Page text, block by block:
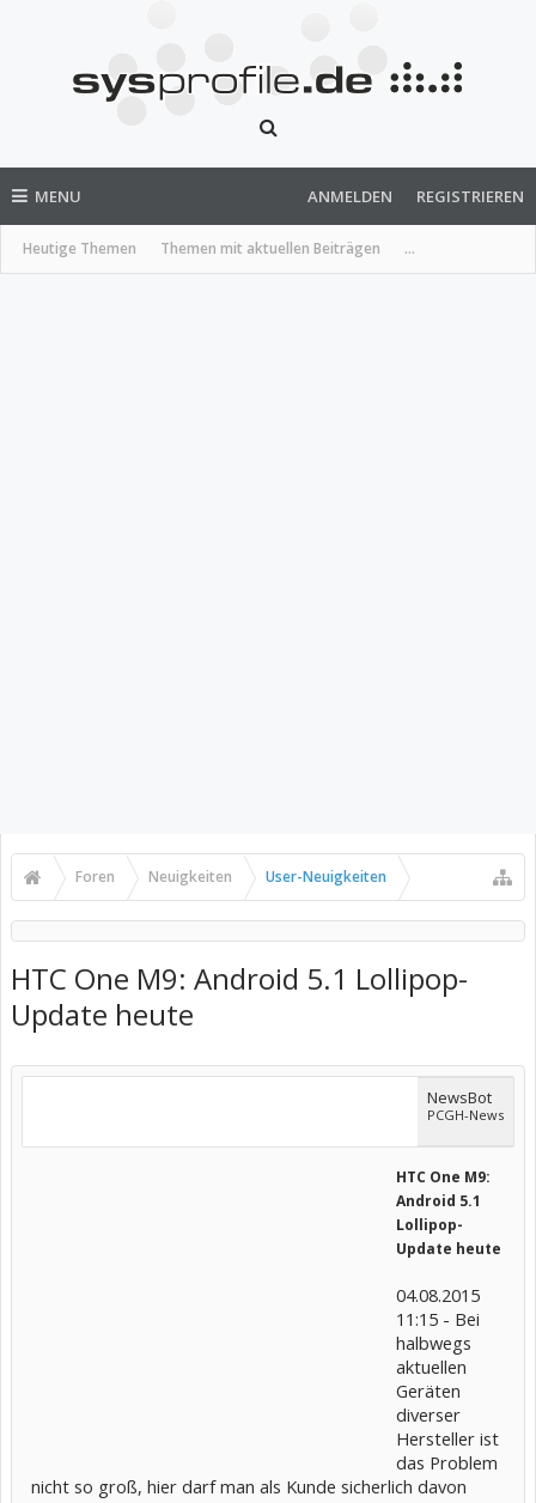
MENU
Heutige Themen Themen mit aktuellen Beiträgen ...
ANMELDEN REGISTRIEREN
Foren Neuigkeiten User-Neuigkeiten
HTC One M9: Android 5.1 Lollipop-
Update heute
NewsBot
PCGH-News
HTC One M9:
Android 5.1
Lollipop-
Update heute
04.08.2015
11:15 - Bei
halbwegs
aktuellen
Geräten
diverser
Hersteller ist
das Problem
nicht so groß, hier darf man als Kunde sicherlich davon